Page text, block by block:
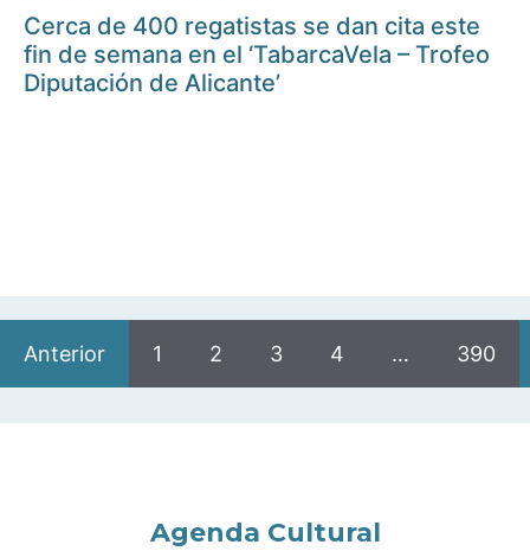
Cerca de 400 regatistas se dan cita este
fin de semana en el ‘TabarcaVela – Trofeo
Diputación de Alicante’
Anterior 1 2 3 4 … 390
Agenda Cultural